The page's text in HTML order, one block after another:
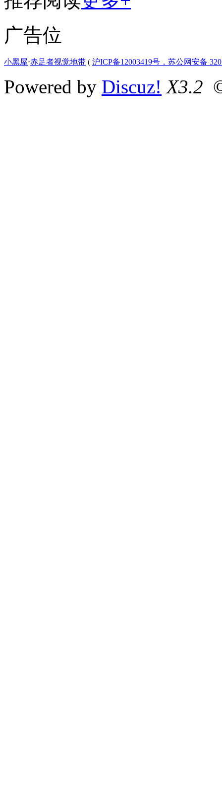
广告位
小黑屋⋅赤足者视觉地带 ( 沪ICP备12003419号，苏公网安备
Powered by Discuz! X3.2